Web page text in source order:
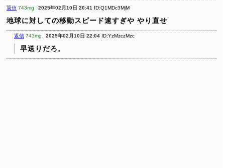
返信 743mg 2025年02月10日 20:41 ID:Q1MDc3MjM
地球に対しての移動スピード速すぎや やり直せ
返信 743mg 2025年02月10日 22:04 ID:YzMzczMzc
早送りだろ。